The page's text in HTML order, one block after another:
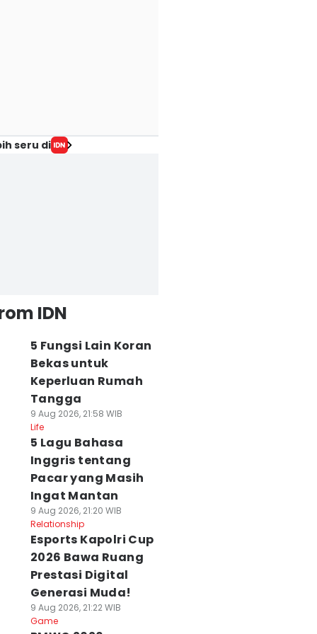
seru di
IDN
5 Fungsi Lain Koran
Bekas untuk
Keperluan Rumah
Tangga
9 Aug 2026, 21:58 WIB
Life
5 Lagu Bahasa
Inggris tentang
Pacar yang Masih
Ingat Mantan
9 Aug 2026, 21:20 WIB
Relationship
Esports Kapolri Cup
2026 Bawa Ruang
Prestasi Digital
Generasi Muda!
9 Aug 2026, 21:22 WIB
Game